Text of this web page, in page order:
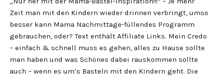
Zeit man mit den Kindern wieder drinnen verbringt, umso
besser kann Mama Nachmittage-füllendes Programm
gebrauchen, oder? Text enthält Affiliate Links. Mein Credo
– einfach & schnell muss es gehen, alles zu Hause sollte
man haben und was Schönes dabei rauskommen sollte
auch – wenn es um’s Basteln mit den Kindern geht. Die